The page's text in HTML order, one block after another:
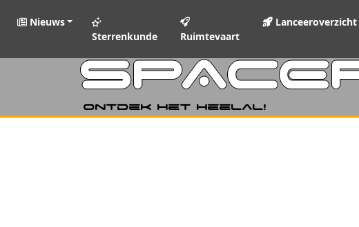
Nieuws
Sterrenkunde
Ruimtevaart
Lanceeroverzicht
Ontdek het heelal!